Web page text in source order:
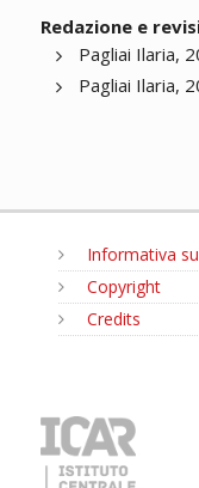
Redazione e
Pagliai Ilaria,
Pagliai Ilaria,
Informativa
Copyright
Credits